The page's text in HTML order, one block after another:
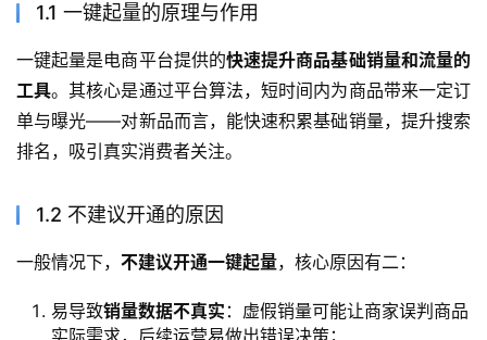
1.1 一键起量的原理与作用
一键起量是电商平台提供的快速提升商品基础销量和流量的
工具。其核心是通过平台算法，短时间内为商品带来一定订
单与曝光——对新品而言，能快速积累基础销量，提升搜索
排名，吸引真实消费者关注。
1.2 不建议开通的原因
一般情况下， 不建议开通一键起量，核心原因有二：
易导致销量数据不真实 ：虚假销量可能让商家误判商品
实际需求，后续运营易做出错误决策；